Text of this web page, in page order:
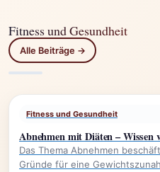
Fitness und Gesundheit
Alle Beiträge →
Fitness und Gesundheit
Abnehmen mit Diäten – Wissen
Das Thema Abnehmen
Gründe für eine